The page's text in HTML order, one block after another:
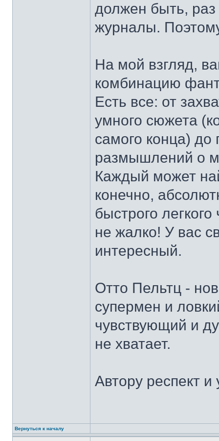
должен быть, раз
журналы.
На мой взгляд,
комбинацию
Есть все: от
умного сюжета
самого конца) до
размышлений о
Каждый может
конечно,
быстрого
не жалко! У вас
интересный.
Отто Пельтц -
супермен и
чувствующий и
не хватает.
Автору респект и
Вернуться к началу